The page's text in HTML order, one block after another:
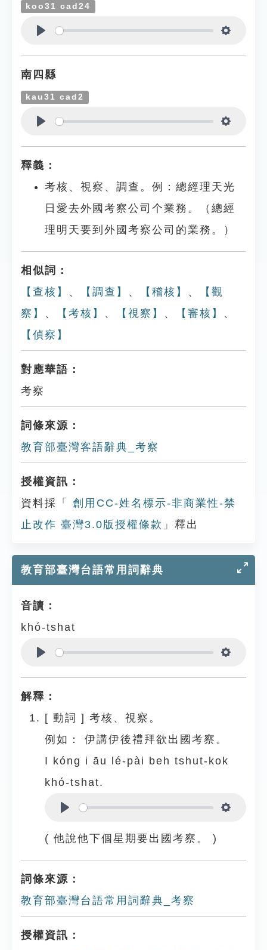
koo31 cad24
南四縣
kau31 cad2
釋義：
考核、視察、調查。例：總經理天光
日愛去外國考察公司个業務。（總經
理明天要到外國考察公司的業務。）
相似詞：
【查核】 、 【調查】 、 【稽核】 、
【觀
察】 、 【考核】 、 【視察】 、 【審核】 、
【偵察】
對應華語：
考察
詞條來源：
教育部臺灣客語辭典_考察
授權資訊：
資料採「
創用CC-姓名標示-非商業性-禁
止改作 臺灣3.0版授權條款 」釋出
教育部臺灣台語常用詞辭典
音讀：
khó-tshat
解釋：
[ 動詞 ] 考核、視察。
例如：
伊講伊後禮拜欲出國考察。
I kóng i āu lé-pài beh tshut-kok
khó-tshat.
( 他說他下個星期要出國考察。 )
詞條來源：
教育部臺灣台語常用詞辭典_考察
授權資訊：